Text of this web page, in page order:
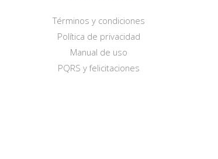
Términos y condiciones
Política de privacidad
Manual de uso
PQRS y felicitaciones